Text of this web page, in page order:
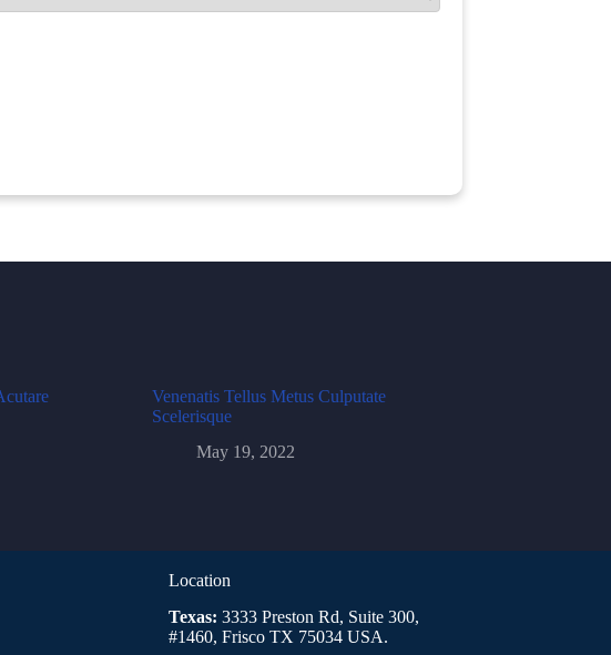
Venenatis Tellus Metus Culputate
Scelerisque
May 19, 2022
Location
Texas: 3333 Preston Rd, Suite 300,
#1460, Frisco TX 75034 USA.